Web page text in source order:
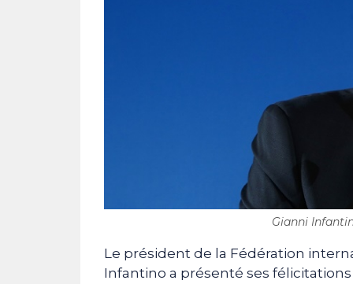
Gianni
Le président de la Fédération
Infantino a présenté ses